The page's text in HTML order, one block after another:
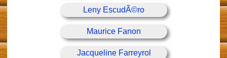
Leny EscudÃ©ro
Maurice Fanon
Jacqueline Farreyrol